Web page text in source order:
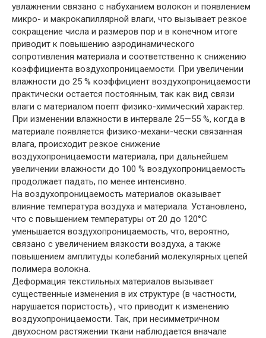
увлажнении связано с набуханием волокон и появлением
микро- и макрокапиллярной влаги, что вызывает резкое
сокращение числа и размеров пор и в конечном итоге
приводит к повышению аэродинамического
сопротивления материала и соответственно к снижению
коэффициента воздухопроницаемости. При увеличении
влажности до 25 % коэффициент воздухопроницаемости
практически остается постоянным, так как вид связи
влаги с материалом поепт физико-химический характер.
При изменении влажности в интервале 25—55 %, когда в
материале появляется физико-механи-чески связанная
влага, происходит резкое снижение
воздухопроницаемости материала, при дальнейшем
увеличении влажности до 100 % воздухопроницаемость
продолжает падать, по менее интенсивно.
На воздухопроницаемость материалов оказывает
влияние температура воздуха и материала. Установлено,
что с повышением температуры от 20 до 120°С
уменьшается воздухопроницаемость, что, вероятно,
связано с увеличением вязкости воздуха, а также
повышением амплитуды колебаний молекулярных цепей
полимера волокна.
Деформация текстильных материалов вызывает
существенные изменения в их структуре (в частности,
нарушается пористость)., что приводит к изменению
воздухопроницаемости. Так, при несимметричном
двухосном растяжении ткани наблюдается вначале